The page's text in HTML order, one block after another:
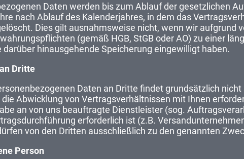
Daten werden bis zum Ablauf der gesetzlichen
nach Ablauf des Kalenderjahres, in dem das
Dies gilt ausnahmsweise nicht, wenn wir aufgrund
(gemäß HGB, StGB oder AO) zu einer
darüber hinausgehende Speicherung eingewilligt haben.
Dritte
Daten an Dritte findet grundsätzlich
Abwicklung von Vertragsverhältnissen mit Ihnen
an von uns beauftragte Dienstleister (sog.
erforderlich ist (z.B.
von den Dritten ausschließlich zu den genannten
Person